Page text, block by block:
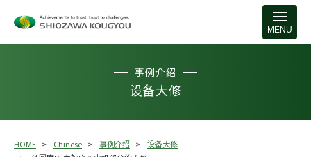
MENU
事例介绍
设备大修
HOME Chinese 事例介绍
设备大修